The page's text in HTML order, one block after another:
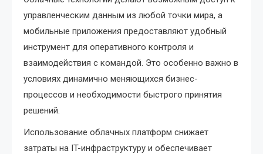
управленческим данным из любой точки мира, а
мобильные приложения предоставляют удобный
инструмент для оперативного контроля и
взаимодействия с командой. Это особенно важно в
условиях динамично меняющихся бизнес-
процессов и необходимости быстрого принятия
решений.
Использование облачных платформ снижает
затраты на IT-инфраструктуру и обеспечивает